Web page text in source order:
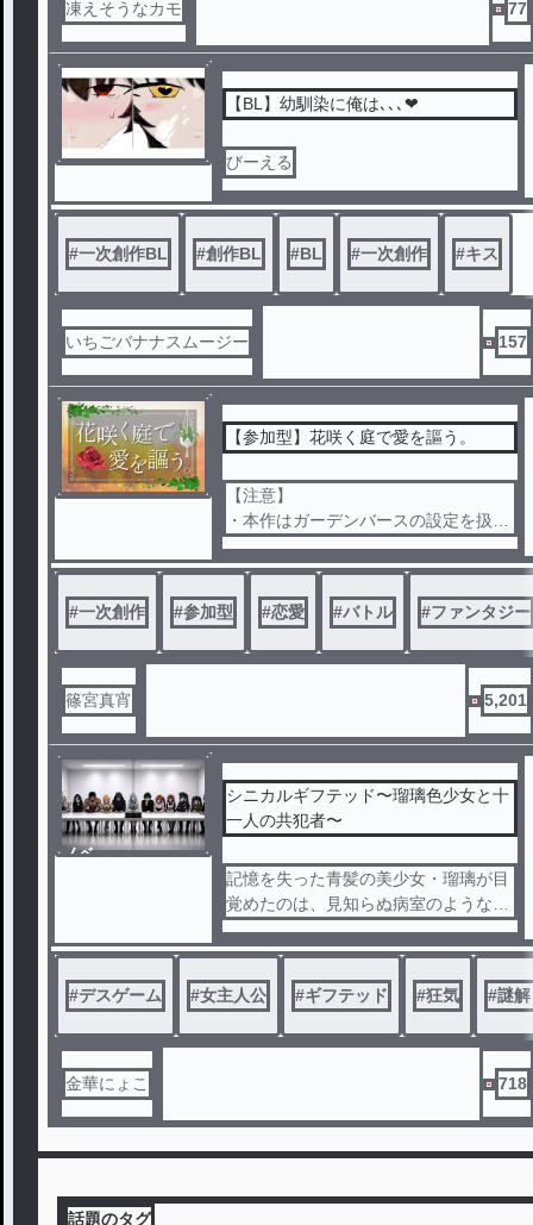
ーその中で、周りには『死』が溢れ始
言葉を喋らない赤目の少年と過ごした
凍えそうなカモ 77
【BL】幼馴染に俺は､､､❤︎
びーえる
#一次創作BL #創作BL #BL #一次創作 #キス
いちごバナナスムージー 157
【参加型】花咲く庭で愛を謳う。
【注意】
・本作はガーデンバースの設定を扱っ
ております。
・NL、BL、GL何でも含みます。
・鬱展開や不穏展開があります。
◇ ◇ ◇
「いつか、もっともっと綺麗な花が見
戦士達は戦い抜く。綺麗な花を、この
世界を──“悪”から守るために。
◇ ◇ ◇
【作・サムネイル制作】
篠宮真宵
#一次創作 #参加型 #恋愛 #バトル #ファンタジー
篠宮真宵 5,201
ノベ
シニカルギフテッド〜瑠璃色少女と十
一人の共犯者〜
記憶を失った青髪の美少女・瑠璃が目
覚めたのは、見知らぬ病室のような空
間だった。
窓はない。出口のような扉もない。
集められていたのは、年齢も職業もま
るでバラバラの十二人。
メイド、闇医者、警察官、地下アイド
ル、ギャンブラー、果ては巫女にボク
"歪み"を抱えた私たちは、命を懸けた"
デスゲーム"へと巻き込まれていく。
信頼と裏切り。恐怖と狂気。
幕を開ける。
#デスゲーム #女主人公 #ギフテッド #狂気 #謎
金華にょこ 718
話題のタグ